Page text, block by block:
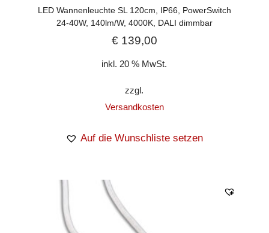
LED Wannenleuchte SL 120cm, IP66, PowerSwitch
24-40W, 140lm/W, 4000K, DALI dimmbar
€139,00
inkl. 20 % MwSt.
zzgl.
Versandkosten
Auf die Wunschliste setzen